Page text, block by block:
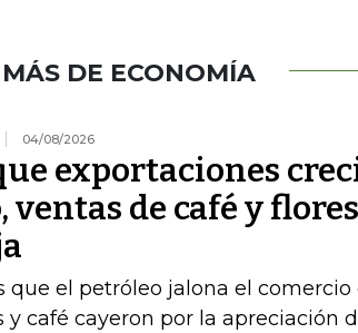
MÁS DE ECONOMÍA
04/08/2026
exportaciones
ventas de café y
que el petróleo jalona el comercio
y café cayeron por la apreciación